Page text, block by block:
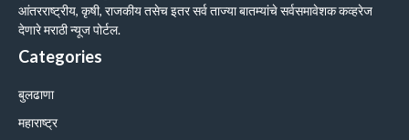
आंतरराष्ट्रीय, कृषी, राजकीय तसेच इतर सर्व ताज्या बातम्यांचे सर्वसमावेशक कव्हरेज
देणारे मराठी न्यूज पोर्टल.
Categories
बुलढाणा
महाराष्ट्र